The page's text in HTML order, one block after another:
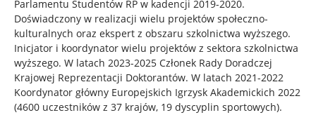
Parlamentu Studentów RP w kadencji 2019-2020.
Doświadczony w realizacji wielu projektów społeczno-
kulturalnych oraz ekspert z obszaru szkolnictwa wyższego.
Inicjator i koordynator wielu projektów z sektora szkolnictwa
wyższego. W latach 2023-2025 Członek Rady Doradczej
Krajowej Reprezentacji Doktorantów. W latach 2021-2022
Koordynator główny Europejskich Igrzysk Akademickich 2022
(4600 uczestników z 37 krajów, 19 dyscyplin sportowych).